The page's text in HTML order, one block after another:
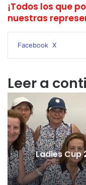
¡Todos los que
nuestras
Facebook X
Leer a
Ladies Cup